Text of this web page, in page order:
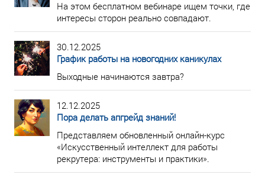
На этом бесплатном вебинаре ищем точки, где
интересы сторон реально совпадают.
30.12.2025
График работы на новогодних каникулах
Выходные начинаются завтра?
12.12.2025
Пора делать апгрейд знаний!
Представляем обновленный онлайн-курс
«Искусственный интеллект для работы
рекрутера: инструменты и практики».